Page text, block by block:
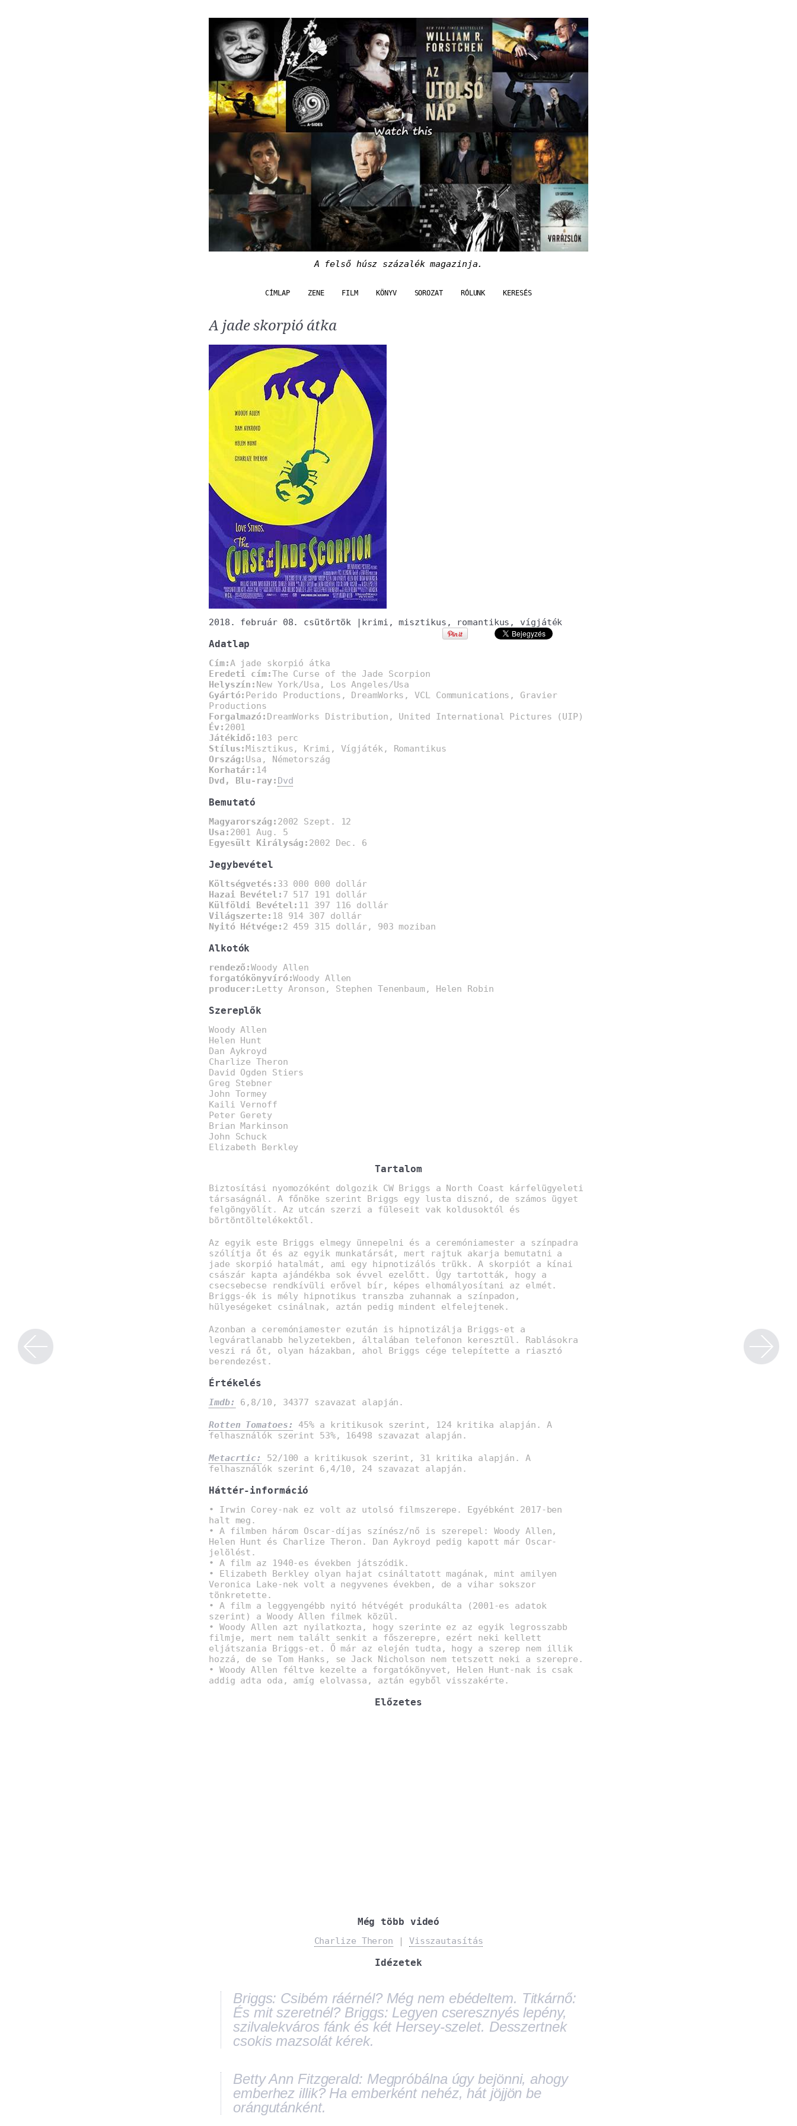
A felső húsz százalék magazinja.
CÍMLAP ZENE FILM KÖNYV SOROZAT RÓLUNK KERESÉS
A jade skorpió átka
2018. február 08. csütörtök | krimi ,misztikus , romantikus , vígjáték
Adatlap
Cím:A jade skorpió átka
Eredeti cím:The Curse of the Jade Scorpion
Helyszín: New York/Usa, Los Angeles/Usa
Gyártó: Perido Productions, DreamWorks, VCL Communications, Gravier
Productions
Forgalmazó: DreamWorks Distribution, United International Pictures (UIP)
Év: 2001
Játékidő: 103 perc
Stílus:Misztikus, Krimi, Vígjáték, Romantikus
Ország: Usa, Németország
Korhatár: 14
Dvd, Blu-ray: Dvd
Bemutató
Magyarország: 2002 Szept. 12
Usa: 2001 Aug. 5
Egyesült Királyság: 2002 Dec. 6
Jegybevétel
Költségvetés: 33 000 000 dollár
Hazai Bevétel: 7 517 191 dollár
Külföldi Bevétel: 11 397 116 dollár
Világszerte: 18 914 307 dollár
Nyitó Hétvége: 2 459 315 dollár, 903 moziban
Alkotók
rendező:Woody Allen
forgatókönyvíró:Woody Allen
producer: Letty Aronson, Stephen Tenenbaum, Helen Robin
Szereplők
Woody Allen
Helen Hunt
Dan Aykroyd
Charlize Theron
David Ogden Stiers
Greg Stebner
John Tormey
Kaili Vernoff
Peter Gerety
Brian Markinson
John Schuck
Elizabeth Berkley
Tartalom
Biztosítási nyomozóként dolgozik CW Briggs a North Coast kárfelügyeleti
társaságnál. A főnöke szerint Briggs egy lusta disznó, de számos ügyet
felgöngyölít. Az utcán szerzi a füleseit vak koldusoktól és
börtöntöltelékektől.
Az egyik este Briggs elmegy ünnepelni és a ceremóniamester a színpadra
szólítja őt és az egyik munkatársát, mert rajtuk akarja bemutatni a
jade skorpió hatalmát, ami egy hipnotizálós trükk. A skorpiót a kínai
császár kapta ajándékba sok évvel ezelőtt. Úgy tartották, hogy a
csecsebecse rendkívüli erővel bír, képes elhomályosítani az elmét.
Briggs-ék is mély hipnotikus transzba zuhannak a színpadon,
hülyeségeket csinálnak, aztán pedig mindent elfelejtenek.
Azonban a ceremóniamester ezután is hipnotizálja Briggs-et a
legváratlanabb helyzetekben, általában telefonon keresztül. Rablásokra
veszi rá őt, olyan házakban, ahol Briggs cége telepítette a riasztó
berendezést.
Értékelés
Imdb: 6,8/10, 34377 szavazat alapján.
Rotten Tomatoes:
45% a kritikusok szerint, 124 kritika alapján. A
felhasználók szerint 53%, 16498 szavazat alapján.
Metacrtic:
52/100 a kritikusok szerint, 31 kritika alapján. A
felhasználók szerint 6,4/10, 24 szavazat alapján.
Háttér-információ
• Irwin Corey-nak ez volt az utolsó filmszerepe. Egyébként 2017-ben
halt meg.
• A filmben három Oscar-díjas színész/nő is szerepel: Woody Allen,
Helen Hunt és Charlize Theron. Dan Aykroyd pedig kapott már Oscar-
jelölést.
• A film az 1940-es években játszódik.
• Elizabeth Berkley olyan hajat csináltatott magának, mint amilyen
Veronica Lake-nek volt a negyvenes években, de a vihar sokszor
tönkretette.
• A film a leggyengébb nyitó hétvégét produkálta (2001-es adatok
szerint) a Woody Allen filmek közül.
• Woody Allen azt nyilatkozta, hogy szerinte ez az egyik legrosszabb
filmje, mert nem talált senkit a főszerepre, ezért neki kellett
eljátszania Briggs-et. Ő már az elején tudta, hogy a szerep nem illik
hozzá, de se Tom Hanks, se Jack Nicholson nem tetszett neki a szerepre.
• Woody Allen féltve kezelte a forgatókönyvet, Helen Hunt-nak is csak
addig adta oda, amíg elolvassa, aztán egyből visszakérte.
Előzetes
Még több videó
Charlize Theron | Visszautasítás
Idézetek
Briggs: Csibém ráérnél? Még nem ebédeltem. Titkárnő:
És mit szeretnél? Briggs: Legyen cseresznyés lepény,
szilvalekváros fánk és két Hersey-szelet. Desszertnek
csokis mazsolát kérek.
Betty Ann Fitzgerald: Megpróbálna úgy bejönni, ahogy
emberhez illik? Ha emberként nehéz, hát jöjjön be
orángutánként.